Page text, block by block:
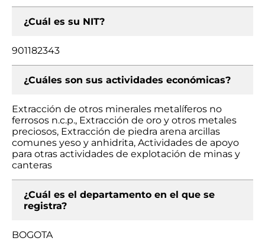
¿Cuál es su NIT?
901182343
¿Cuáles son sus actividades económicas?
Extracción de otros minerales metalíferos no
ferrosos n.c.p., Extracción de oro y otros metales
preciosos, Extracción de piedra arena arcillas
comunes yeso y anhidrita, Actividades de apoyo
para otras actividades de explotación de minas y
canteras
¿Cuál es el departamento en el que se
registra?
BOGOTA